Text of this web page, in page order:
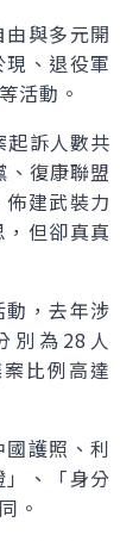
與多元開
、退役軍
活動。
起訴人數共
復康聯盟
建武裝力
但卻真真
，去年涉
別為28人
比例高達
護照、利
、「身分
。